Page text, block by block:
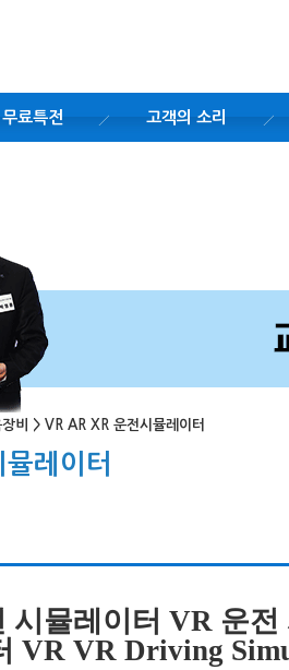
무료특전 고객의 소리
비 > VR AR XR 운전시뮬레이터
레이터
시뮬레이터 VR 운
VR VR Driving